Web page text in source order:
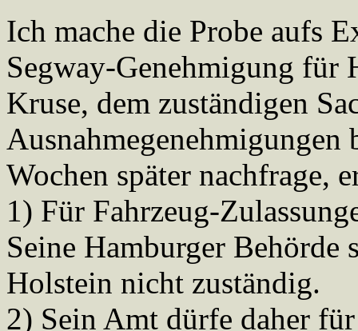
Ich mache die Probe aufs
Segway-Genehmigung für
Kruse, dem zuständigen
Ausnahmegenehmigungen
Wochen später nachfrage,
1) Für Fahrzeug-
Seine Hamburger Behörde
Holstein nicht zuständig.
2) Sein Amt dürfe daher